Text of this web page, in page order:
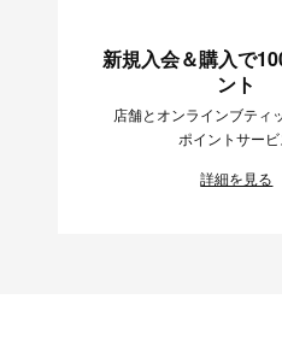
新規入会＆購入で
ント
店舗とオンラインブティ
ポイントサービ
詳細を見る